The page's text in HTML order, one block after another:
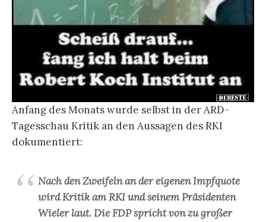
Anfang des Monats wurde selbst in der ARD-
Tagesschau Kritik an den Aussagen des RKI
dokumentiert:
Nach den Zweifeln an der eigenen Impfquote
wird Kritik am RKI und seinem Präsidenten
Wieler laut. Die FDP spricht von zu großer